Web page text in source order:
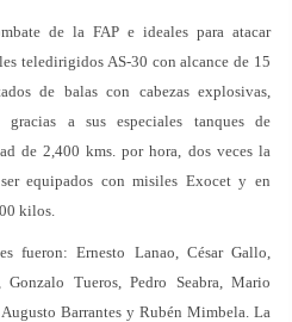
de la FAP e ideales para atacar
teledirigidos AS-30 con alcance de 15
de balas con cabezas explosivas,
a sus especiales tanques de
de 2,400 kms. por hora, dos veces la
equipados con misiles Exocet y en
kilos.
fueron: Ernesto Lanao, César Gallo,
Tueros, Pedro Seabra, Mario
Barrantes y Rubén Mimbela. La